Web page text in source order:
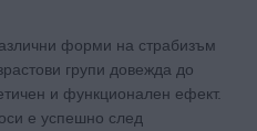
форми на страбизъм
групи довежда до
и функционален ефект.
е успешно след